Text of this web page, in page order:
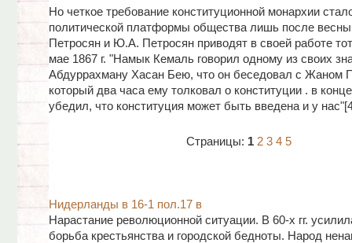
Но четкое требование конституционной монархии
политической платформы общества лишь после весны
Петросян и Ю.А. Петросян приводят в своей работе
мае 1867 г. "Намык Кемаль говорил одному из своих
Абдуррахману Хасан Бею, что он беседовал с Жаном
который два часа ему толковал о конституции . в
убедил, что конституция может быть введена и у
Страницы: 1 2 3 4 5
Нидерланды в 16-1 пол.17 в
Нарастание революционной ситуации. В 60-х гг.
борьба крестьянства и городской бедноты. Народ